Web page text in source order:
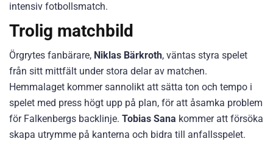
intensiv fotbollsmatch.
Trolig matchbild
Örgrytes fanbärare, Niklas Bärkroth, väntas styra spelet
från sitt mittfält under stora delar av matchen.
Hemmalaget kommer sannolikt att sätta ton och tempo i
spelet med press högt upp på plan, för att åsamka problem
för Falkenbergs backlinje. Tobias Sana kommer att försöka
skapa utrymme på kanterna och bidra till anfallsspelet.